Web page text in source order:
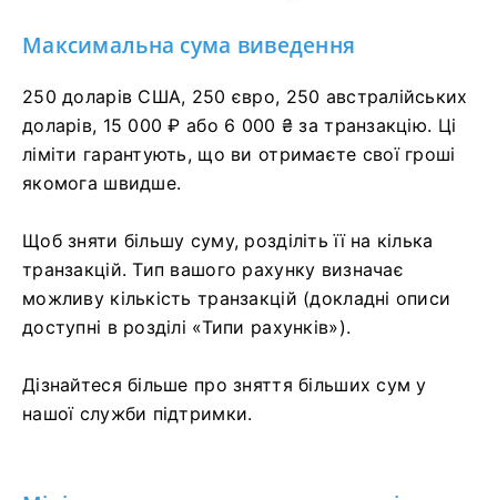
Максимальна сума виведення
250 доларів США, 250 євро, 250 австралійських
доларів, 15 000 ₽ або 6 000 ₴ за транзакцію. Ці
ліміти гарантують, що ви отримаєте свої гроші
якомога швидше.
Щоб зняти більшу суму, розділіть її на кілька
транзакцій. Тип вашого рахунку визначає
можливу кількість транзакцій (докладні описи
доступні в розділі «Типи рахунків»).
Дізнайтеся більше про зняття більших сум у
нашої служби підтримки.